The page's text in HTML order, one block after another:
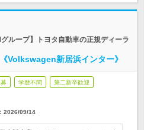
ループ】トヨタ自動車の正規ディーラ
Volkswagen新居浜インター》
学歴不問 第二新卒歓迎
2026/09/14